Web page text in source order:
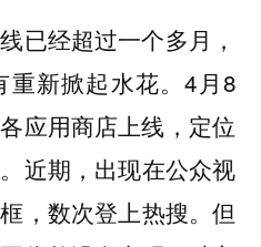
已经超过一个多月，
新掀起水花。4月8
应用商店上线，定位
近期，出现在公众视
，数次登上热搜。但